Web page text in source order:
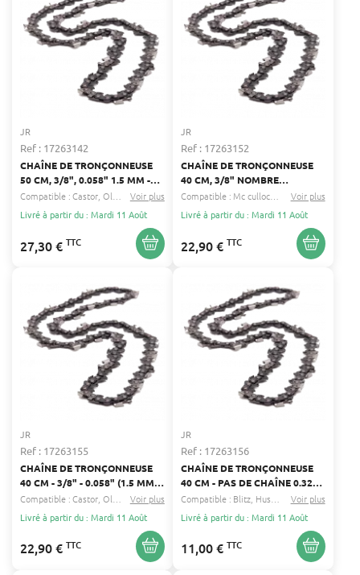
JR
Ref : 17263142
CHAÎNE DE TRONÇONNEUSE
50 CM, 3/8", 0.058" 1.5 MM -
COMPATIBLE ACTIVE, ALKO,
ALPINA - NOMBRE
D'ENTRAINEURS : 72
Compatible :Castor Oleo mac ...
Voir plus
Livré à partir du : Mardi 11 Août
27,30 € TTC
JR
Ref : 17263152
CHAÎNE DE TRONÇONNEUSE
40 CM, 3/8" NOMBRE
D'ENTRAÎNEURS 60 - JAUGE
0.050" (1,3 MM) 40 CM -
ALPINA, SOLO, MCCULLOCH
Compatible : Mc culloch Alpina...
Voir plus
Livré à partir du : Mardi 11 Août
22,90 € TTC
JR
Ref : 17263155
CHAÎNE DE TRONÇONNEUSE
40 CM - 3/8" - 0.058" (1.5 MM) -
NOMBRE D'ENTRAINEURS : 60
Compatible :Castor Oleo mac ...
Voir plus
Livré à partir du : Mardi 11 Août
22,90 € TTC
JR
Ref : 17263156
CHAÎNE DE TRONÇONNEUSE
40 CM - PAS DE CHAÎNE 0.325"
- JAUGE 0.058" 1.5 MM -
NOMBRE D'ENTRAINEURS : 66
Compatible : Blitz Husqvarna ...
Voir plus
Livré à partir du : Mardi 11 Août
11,00 € TTC